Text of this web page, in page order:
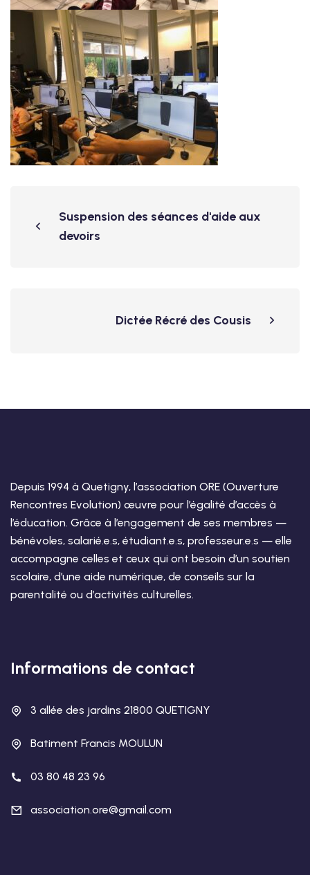
Suspension des séances d'aide aux
devoirs
Dictée Récré des Cousis
Depuis 1994 à Quetigny, l’association ORE (Ouverture
Rencontres Evolution) œuvre pour l’égalité d’accès à
l’éducation. Grâce à l’engagement de ses membres —
bénévoles, salarié.e.s, étudiant.e.s, professeur.e.s — elle
accompagne celles et ceux qui ont besoin d’un soutien
scolaire, d’une aide numérique, de conseils sur la
parentalité ou d’activités culturelles.
Informations de contact
3 allée des jardins 21800 QUETIGNY
Batiment Francis MOULUN
03 80 48 23 96
association.ore@gmail.com